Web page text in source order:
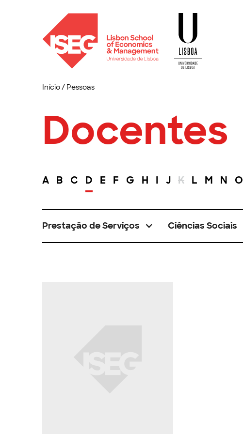
Início/ Pessoas
Docentes
A B C D E F G H I J K L M N O
Prestação de Serviços Ciências Sociais